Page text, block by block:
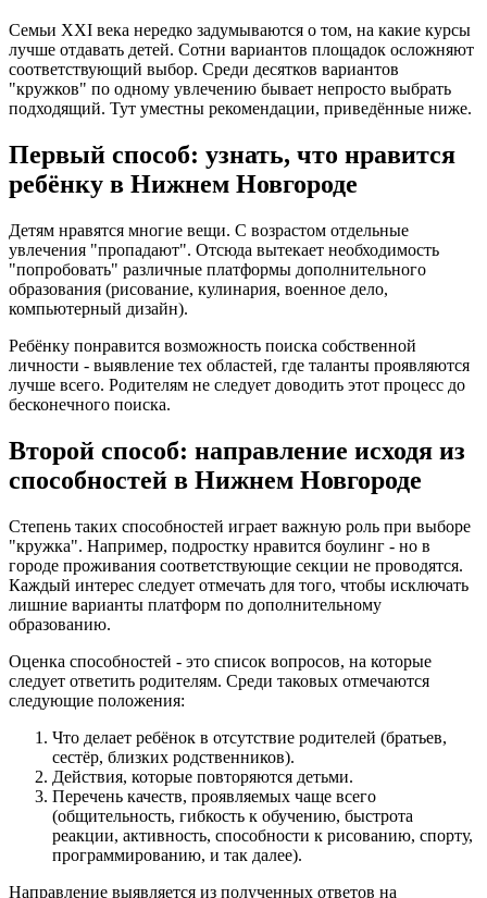
Семьи XXI века нередко задумываются о том, на какие курсы
лучше отдавать детей. Сотни вариантов площадок осложняют
соответствующий выбор. Среди десятков вариантов
"кружков" по одному увлечению бывает непросто выбрать
подходящий. Тут уместны рекомендации, приведённые ниже.
Первый способ: узнать, что нравится
ребёнку в Нижнем Новгороде
Детям нравятся многие вещи. С возрастом отдельные
увлечения "пропадают". Отсюда вытекает необходимость
"попробовать" различные платформы дополнительного
образования (рисование, кулинария, военное дело,
компьютерный дизайн).
Ребёнку понравится возможность поиска собственной
личности - выявление тех областей, где таланты проявляются
лучше всего. Родителям не следует доводить этот процесс до
бесконечного поиска.
Второй способ: направление исходя из
способностей в Нижнем Новгороде
Степень таких способностей играет важную роль при выборе
"кружка". Например, подростку нравится боулинг - но в
городе проживания соответствующие секции не проводятся.
Каждый интерес следует отмечать для того, чтобы исключать
лишние варианты платформ по дополнительному
образованию.
Оценка способностей - это список вопросов, на которые
следует ответить родителям. Среди таковых отмечаются
следующие положения:
Что делает ребёнок в отсутствие родителей (братьев,
сестёр, близких родственников).
Действия, которые повторяются детьми.
Перечень качеств, проявляемых чаще всего
(общительность, гибкость к обучению, быстрота
реакции, активность, способности к рисованию, спорту,
программированию, и так далее).
Направление выявляется из полученных ответов на